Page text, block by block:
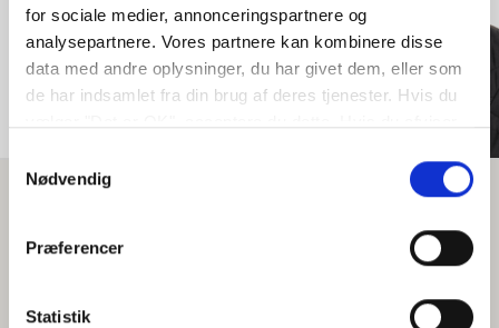
for sociale medier, annonceringspartnere og
analysepartnere. Vores partnere kan kombinere disse
data med andre oplysninger, du har givet dem, eller som
de har indsamlet fra din brug af deres tjenester. Hvis du
"indstil præferencer" for at administrere dine
Nødvendig
Præferencer
Statistik
John Kristiansen